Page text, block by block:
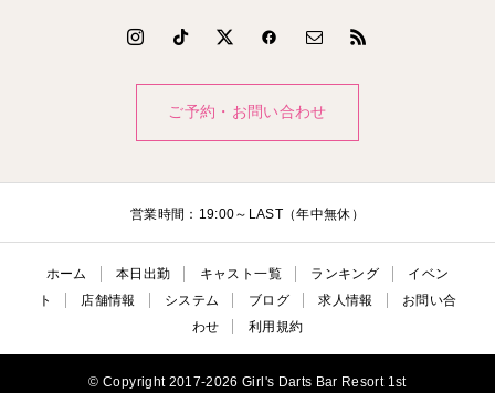
ご予約・お問い合わせ
営業時間：19:00～LAST（年中無休）
ホーム 本日出勤 キャスト一覧 ランキング
イベン
ト
店舗情報 システム ブログ 求人情報
お問い合
わせ
利用規約
© Copyright 2017-2026 Girl's Darts Bar Resort 1st